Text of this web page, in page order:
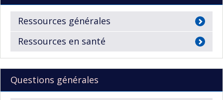
Ressources générales
Ressources en santé
Questions générales